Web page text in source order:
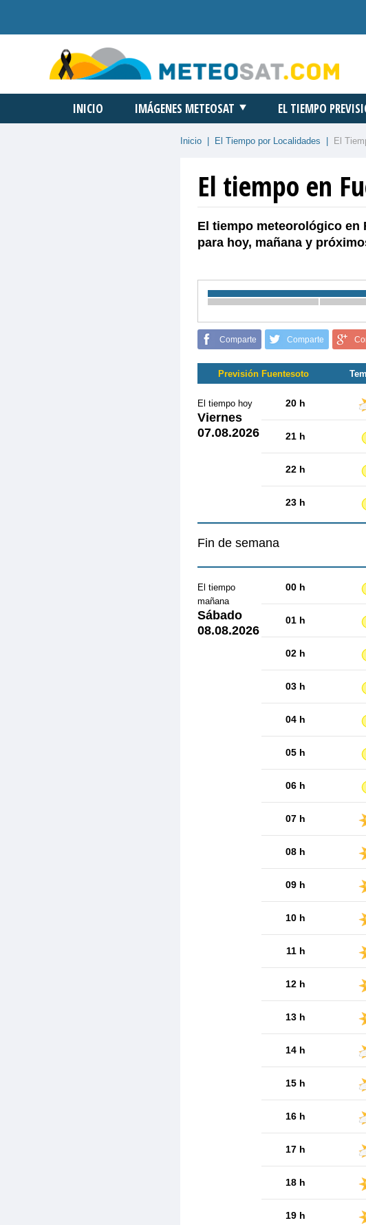
INICIO IMÁGENES METEOSAT EL TIEMPO
Inicio El Tiempo por Localidades El
El tiempo en
El tiempo meteorológico en
para hoy, mañana y
Comparte Comparte
Previsión Fuentesoto
El tiempo hoy
Viernes
07.08.2026
20 h
21 h
22 h
23 h
Fin de semana
El tiempo
mañana
Sábado
08.08.2026
00 h
01 h
02 h
03 h
04 h
05 h
06 h
07 h
08 h
09 h
10 h
11 h
12 h
13 h
14 h
15 h
16 h
17 h
18 h
19 h